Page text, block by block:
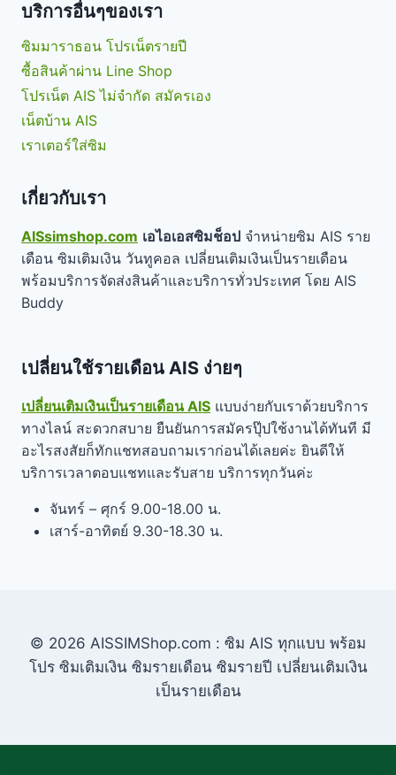
บริการอื่นๆของเรา
ซิมมาราธอน โปรเน็ตรายปี
ซื้อสินค้าผ่าน Line Shop
โปรเน็ต AIS ไม่จำกัด สมัครเอง
เน็ตบ้าน AIS
เราเตอร์ใส่ซิม
เกี่ยวกับเรา
AISsimshop.com เอไอเอสซิมช็อป จำหน่ายซิม AIS ราย
เดือน ซิมเติมเงิน วันทูคอล เปลี่ยนเติมเงินเป็นรายเดือน
พร้อมบริการจัดส่งสินค้าและบริการทั่วประเทศ โดย AIS
Buddy
เปลี่ยนใช้รายเดือน AIS ง่ายๆ
เปลี่ยนเติมเงินเป็นรายเดือน AIS แบบง่ายกับเราด้วยบริการ
ทางไลน์ สะดวกสบาย ยืนยันการสมัครปุ๊ปใช้งานได้ทันที มี
อะไรสงสัยก็ทักแชทสอบถามเราก่อนได้เลยค่ะ ยินดีให้
บริการเวลาตอบแชทและรับสาย บริการทุกวันค่ะ
จันทร์ – ศุกร์ 9.00-18.00 น.
เสาร์-อาทิตย์ 9.30-18.30 น.
© 2026 AISSIMShop.com : ซิม AIS ทุกแบบ พร้อม
โปร ซิมเติมเงิน ซิมรายเดือน ซิมรายปี เปลี่ยนเติมเงิน
เป็นรายเดือน